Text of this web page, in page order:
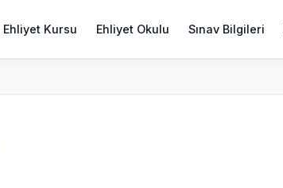
Ehliyet Kursu Ehliyet Okulu Sınav Bilgileri